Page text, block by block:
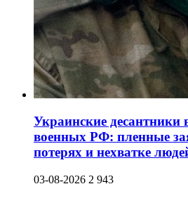
Украинские десантники
военных РФ: пленные
потерях и нехватке
03-08-2026 2 943